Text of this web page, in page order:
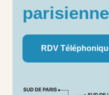
RDV